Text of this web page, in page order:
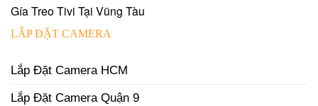
Gía Treo Tivi Tại Vũng Tàu
LẮP ĐẶT CAMERA
Lắp Đặt Camera HCM
Lắp Đặt Camera Quận 9